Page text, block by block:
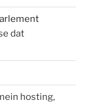
dat
hosting,